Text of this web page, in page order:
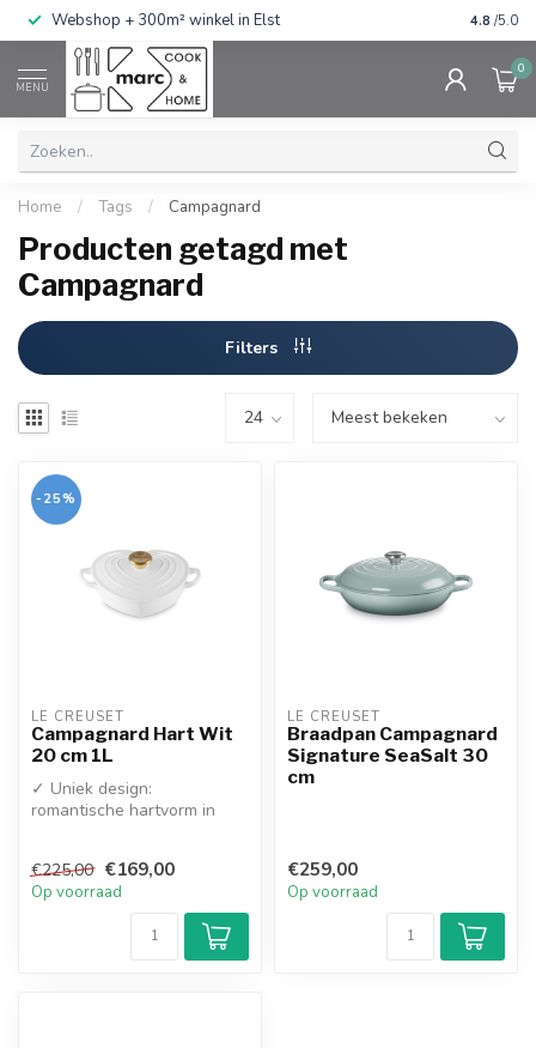
Webshop + 300m² winkel in Elst Gratis
4.8 /5.0
MENU
0
Home / Tags / Campagnard
Producten getagd met
Campagnard
Filters
-25%
LE CREUSET
Campagnard Hart Wit
20 cm 1L
✓ Uniek design:
romantische hartvorm in
€225,00 €169,00
Op voorraad
LE CREUSET
Braadpan Campagnard
Signature SeaSalt 30
cm
€259,00
Op voorraad